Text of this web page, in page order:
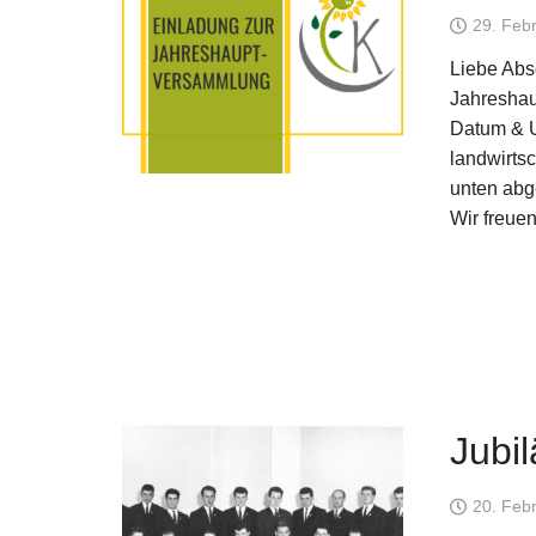
29.
Liebe
Datum &
unten
Wir
20.